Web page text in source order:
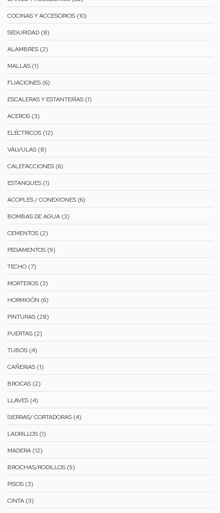
COCINAS Y ACCESORIOS (10)
SEGURIDAD (8)
ALAMBRES (2)
MALLAS (1)
FIJACIONES (6)
ESCALERAS Y ESTANTERÍAS (1)
ACEROS (3)
ELÉCTRICOS (12)
VÁLVULAS (8)
CALEFACCIONES (6)
ESTANQUES (1)
ACOPLES / CONEXIONES (6)
BOMBAS DE AGUA (3)
CEMENTOS (2)
PEGAMENTOS (9)
TECHO (7)
MORTEROS (3)
HORMIGÒN (6)
PINTURAS (28)
PUERTAS (2)
TUBOS (4)
CAÑERIAS (1)
BROCAS (2)
LLAVES (4)
SIERRAS/ CORTADORAS (4)
LADRILLOS (1)
MADERA (12)
BROCHAS/RODILLOS (5)
PISOS (3)
CINTA (3)